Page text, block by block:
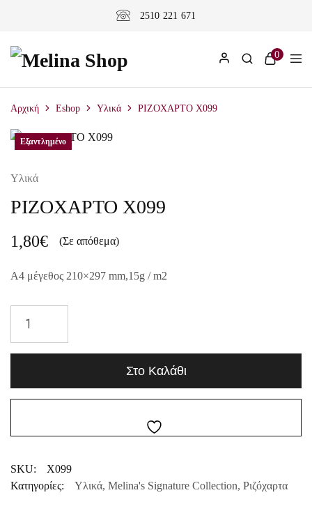
2510 221 671
0
Αρχική Eshop Υλικά ΡΙΖΟΧΑΡΤΟ X099
Υλικά
ΡΙΖΟΧΑΡΤΟ X099
1,80€ (Σε απόθεμα)
A4 μέγεθος 210×297 mm,15g / m2
Στο Καλάθι
SKU:
X099
Κατηγορίες:
Υλικά, Melina's Signature Collection, Ριζόχαρτα
Εξαντλημένο
Εξαντλημένο